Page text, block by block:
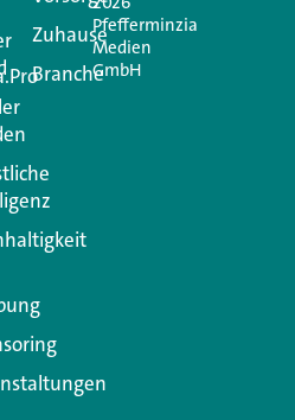
einen
nicht veröffentlicht.
mit
Zuhause
Branche
Pfefferminzia
Medien
GmbH